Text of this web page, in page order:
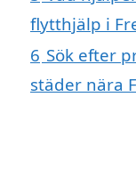
flytthjälp i
6 Sök efter
städer nära